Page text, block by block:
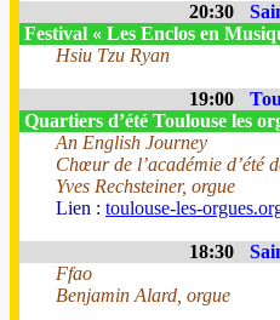
20:30
Festival « Les Enclos en
Hsiu Tzu Ryan
19:00
Quartiers d’été Toulouse les
An English Journey
Chœur de l’académie d’été
Yves Rechsteiner, orgue
Lien : toulouse-les-
18:30
Ffao
Benjamin Alard, orgue